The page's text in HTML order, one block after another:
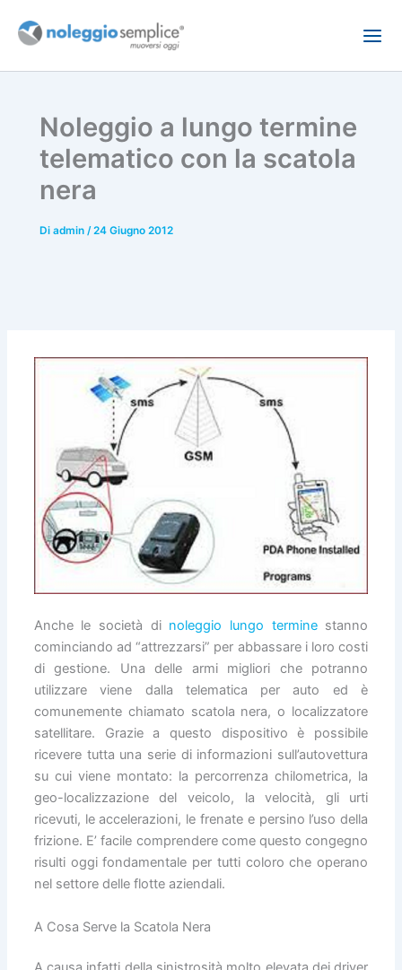
Noleggio a lungo termine
telematico con la scatola
nera
Di admin /24 Giugno 2012
Anche le società di noleggio lungo termine stanno
cominciando ad “attrezzarsi” per abbassare i loro costi
di gestione. Una delle armi migliori che potranno
utilizzare viene dalla telematica per auto ed è
comunemente chiamato scatola nera, o localizzatore
satellitare. Grazie a questo dispositivo è possibile
ricevere tutta una serie di informazioni sull’autovettura
su cui viene montato: la percorrenza chilometrica, la
geo-localizzazione del veicolo, la velocità, gli urti
ricevuti, le accelerazioni, le frenate e persino l’uso della
frizione. E’ facile comprendere come questo congegno
risulti oggi fondamentale per tutti coloro che operano
nel settore delle flotte aziendali.
A Cosa Serve la Scatola Nera